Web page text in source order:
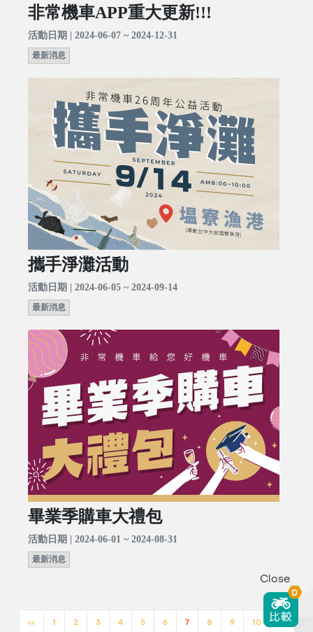
非常機車APP重大更新!!!
活動日期 | 2024-06-07 ~ 2024-12-31
最新消息
攜手淨灘活動
活動日期 | 2024-06-05 ~ 2024-09-14
最新消息
畢業季購車大禮包
活動日期 | 2024-06-01 ~ 2024-08-31
最新消息
<< 1 2 3 4 5 6 7 8 9 10 >>
Close
0